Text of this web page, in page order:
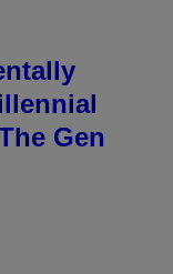
Gen